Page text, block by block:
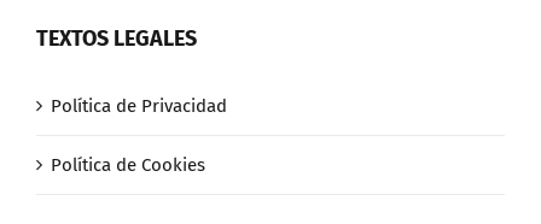
TEXTOS LEGALES
Política de Privacidad
Política de Cookies